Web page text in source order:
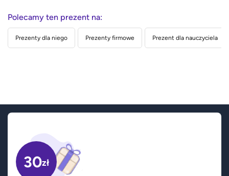
Polecamy ten prezent na:
Prezenty dla niego Prezenty firmowe Prezent dla nauczyciela
30zł